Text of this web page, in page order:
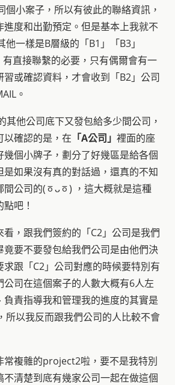
個小案子，所以有彼此的聯絡資訊，
度和出勤預定。但是基本上我就不
一樣是B層級的「B1」「B3」
有直接聯繫的必要，只有偶爾會有一
或確認資料，才會收到「B2」公司
。
其他公司底下又發包給多少間公司，
以確認的是，在 「A公司」 裡面的座
個小牌子，劃分了好幾區是給各個
如果沒有真的對話過，還真的不知
公司的(ㆆᴗㆆ) ，這大概就是這種
吧！
，跟我們簽約的「C2」公司是我們
竟要不要發包給我們公司是由他們決
跟「C2」公司對應的時候要特別有
公司在這個案子的人數大概有6人左
責指導我和管理我的進度的其實是
所以我反而跟我們公司的人比較不會
常複雜的project2啦，要不是我特別
清楚到底有幾家公司一起在做這個